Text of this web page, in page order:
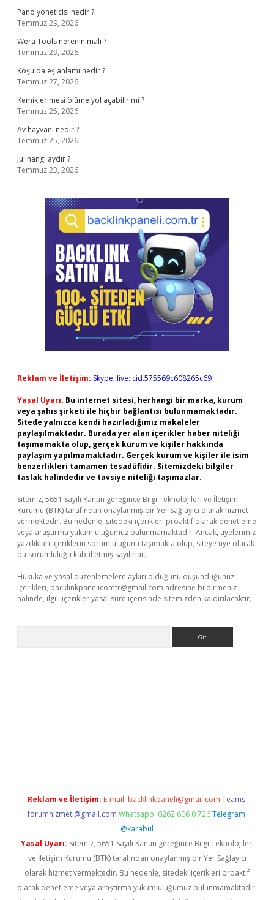
Pano yöneticisi nedir ?
Temmuz 29, 2026
Wera Tools nerenin malı ?
Temmuz 29, 2026
Koşulda eş anlamı nedir ?
Temmuz 27, 2026
Kemik erimesi ölüme yol açabilir mi ?
Temmuz 25, 2026
Av hayvanı nedir ?
Temmuz 25, 2026
Jul hangi aydır ?
Temmuz 23, 2026
Reklam ve İletişim: Skype: live:.cid.575569c608265c69
Yasal Uyarı: Bu internet sitesi, herhangi bir marka, kurum
veya şahıs şirketi ile hiçbir bağlantısı bulunmamaktadır.
Sitede yalnızca kendi hazırladığımız makaleler
paylaşılmaktadır. Burada yer alan içerikler haber niteliği
taşımamakta olup, gerçek kurum ve kişiler hakkında
paylaşım yapılmamaktadır. Gerçek kurum ve kişiler ile isim
benzerlikleri tamamen tesadüfidir. Sitemizdeki bilgiler
taslak halindedir ve tavsiye niteliği taşımazlar.
Sitemiz, 5651 Sayılı Kanun gereğince Bilgi Teknolojileri ve İletişim
Kurumu (BTK) tarafından onaylanmış bir Yer Sağlayıcı olarak hizmet
vermektedir. Bu nedenle, sitedeki içerikleri proaktif olarak denetleme
veya araştırma yükümlülüğümüz bulunmamaktadır. Ancak, üyelerimiz
yazdıkları içeriklerin sorumluluğunu taşımakta olup, siteye üye olarak
bu sorumluluğu kabul etmiş sayılırlar.
Hukuka ve yasal düzenlemelere aykırı olduğunu düşündüğünüz
içerikleri, backlinkpanelicomtr@gmail.com adresine bildirmeniz
halinde, ilgili içerikler yasal süre içerisinde sitemizden kaldırılacaktır.
Reklam ve İletişim: E-mail: backlinkpaneli@gmail.com Teams:
forumhizmeti@gmail.com Whatsapp: 0262 606 0 726 Telegram:
@karabul
Yasal Uyarı: Sitemiz, 5651 Sayılı Kanun gereğince Bilgi Teknolojileri
ve İletişim Kurumu (BTK) tarafından onaylanmış bir Yer Sağlayıcı
olarak hizmet vermektedir. Bu nedenle, sitedeki içerikleri proaktif
olarak denetleme veya araştırma yükümlülüğümüz bulunmamaktadır.